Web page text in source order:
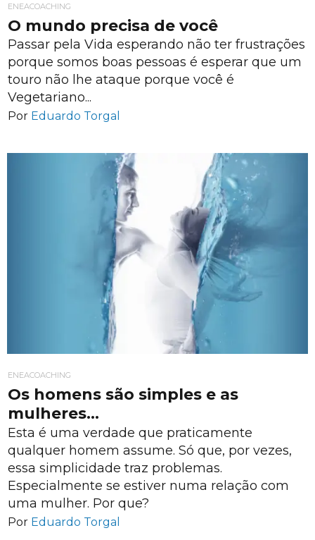
ENEACOACHING
O mundo precisa de você
Passar pela Vida esperando não ter frustrações
porque somos boas pessoas é esperar que um
touro não lhe ataque porque você é
Vegetariano...
Por Eduardo Torgal
ENEACOACHING
Os homens são simples e as
mulheres…
Esta é uma verdade que praticamente
qualquer homem assume. Só que, por vezes,
essa simplicidade traz problemas.
Especialmente se estiver numa relação com
uma mulher. Por que?
Por Eduardo Torgal